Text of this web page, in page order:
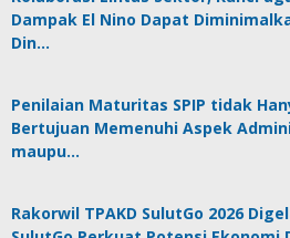
Dampak El Nino Dapat
Din…
Penilaian Maturitas SPIP tidak
Bertujuan Memenuhi Aspek
maupu…
Rakorwil TPAKD SulutGo 2026